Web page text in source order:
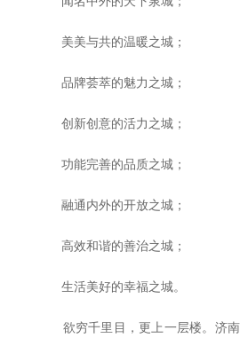
美美与共的温暖之城；
品牌荟萃的魅力之城；
创新创意的活力之城；
功能完善的品质之城；
融通内外的开放之城；
高效和谐的善治之城；
生活美好的幸福之城。
欲穷千里目，更上一层楼。济南